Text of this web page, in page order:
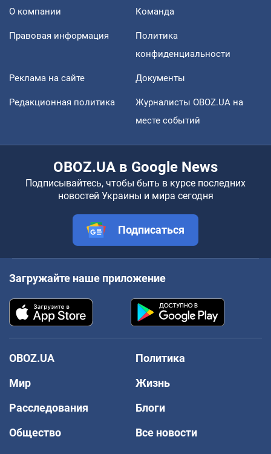
О компании Команда
Правовая информация
Политика
конфиденциальности
Реклама на сайте Документы
Редакционная политика
Журналисты OBOZ.UA на
месте событий
OBOZ.UA в Google News
Подписывайтесь, чтобы быть в курсе последних
новостей Украины и мира сегодня
Подписаться
Загружайте наше приложение
OBOZ.UA
Политика
Мир
Жизнь
Расследования
Блоги
Общество
Все новости